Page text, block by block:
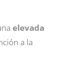
elevada
a la